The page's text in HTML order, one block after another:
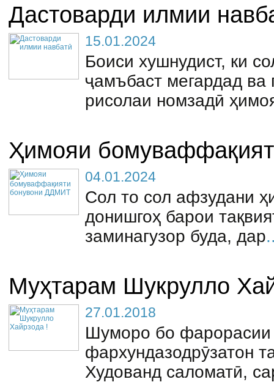
Дастоварди илмии
15.01.2024
Боиси хушнудист, ки
ҷамъбаст мегардад
рисолаи номзадӣ
Ҳимояи
04.01.2024
Сол то сол афзудани
донишгоҳ барои
заминагузор буда, дар
Муҳтарам Шукрулло
27.01.2018
Шуморо бо фарорасии
фархундазодрӯзатон
Худованд саломатӣ,